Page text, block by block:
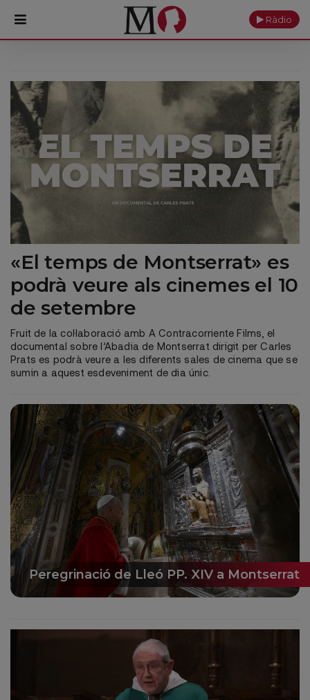
Monestir
Cultura
Actualitat
Ofrenes
Reserves
Ràdio
«El temps de Montserrat» es
podrà veure als cinemes el 10
de setembre
Fruit de la col·laboració amb A Contracorriente Films, el
documental sobre l’Abadia de Montserrat dirigit per Carles
Prats es podrà veure a les diferents sales de cinema que se
sumin a aquest esdeveniment de dia únic.
Peregrinació de Lleó PP. XIV a Montserrat